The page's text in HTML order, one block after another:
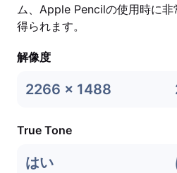
ム、Apple Pencilの使用時に
得られます。
解像度
2266 x 1488
True Tone
はい